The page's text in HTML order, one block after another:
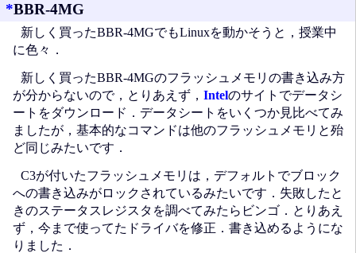
*BBR-4MG
新しく買ったBBR-4MGでもLinuxを動かそうと，授業中
に色々．
新しく買ったBBR-4MGのフラッシュメモリの書き込み方
が分からないので，とりあえず， Intelのサイトでデータシ
ートをダウンロード．データシートをいくつか見比べてみ
ましたが，基本的なコマンドは他のフラッシュメモリと殆
ど同じみたいです．
C3が付いたフラッシュメモリは，デフォルトでブロック
への書き込みがロックされているみたいです．失敗したと
きのステータスレジスタを調べてみたらビンゴ．とりあえ
ず，今まで使ってたドライバを修正．書き込めるようにな
りました．